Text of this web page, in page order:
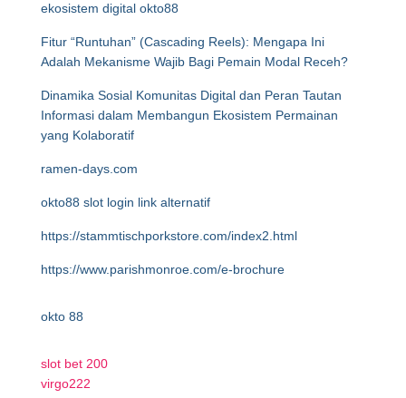
ekosistem digital okto88
Fitur “Runtuhan” (Cascading Reels): Mengapa Ini
Adalah Mekanisme Wajib Bagi Pemain Modal Receh?
Dinamika Sosial Komunitas Digital dan Peran Tautan
Informasi dalam Membangun Ekosistem Permainan
yang Kolaboratif
ramen-days.com
okto88 slot login link alternatif
https://stammtischporkstore.com/index2.html
https://www.parishmonroe.com/e-brochure
okto 88
slot bet 200
virgo222